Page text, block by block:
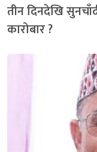
तीन दिनदेखि
कारोबार ?